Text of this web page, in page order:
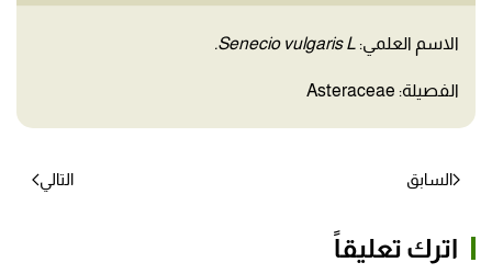
الاسم العلمي: Senecio vulgaris L.
الفصيلة: Asteraceae
السابق التالي
اترك تعليقاً